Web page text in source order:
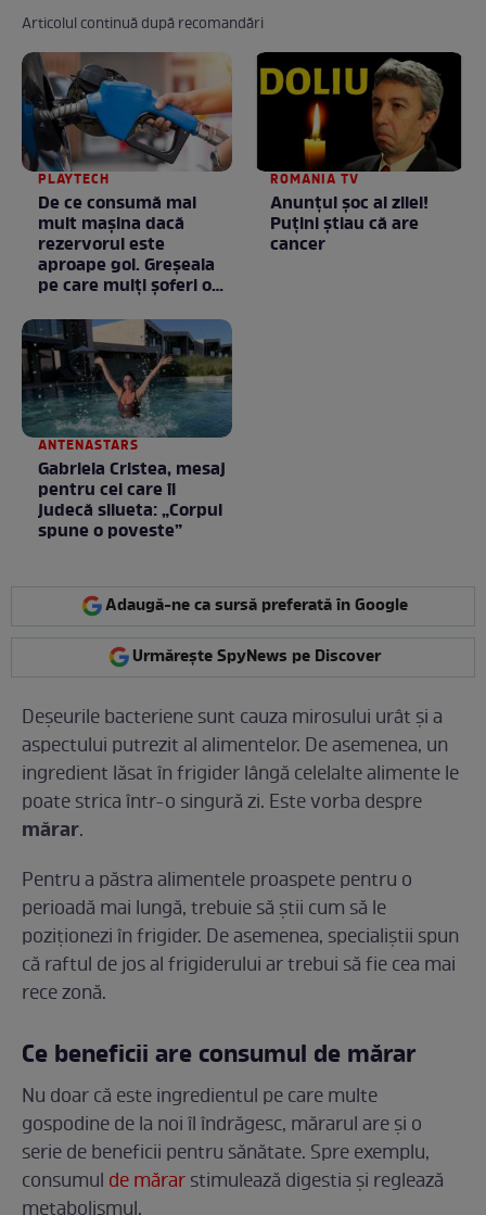
Articolul continuă după recomandări
PLAYTECH
De ce consumă mai
mult mașina dacă
rezervorul este
aproape gol. Greșeala
pe care mulți șoferi o
ROMANIA TV
Anunţul şoc al zilei!
Puţini ştiau că are
cancer
ANTENASTARS
Gabriela Cristea, mesaj
pentru cei care îi
judecă silueta: „Corpul
spune o poveste”
Adaugă-ne ca sursă preferată în Google
Urmărește SpyNews pe Discover
Deșeurile bacteriene sunt cauza mirosului urât și a
aspectului putrezit al alimentelor. De asemenea, un
ingredient lăsat în frigider lângă celelalte alimente le
poate strica într-o singură zi. Este vorba despre
mărar.
Pentru a păstra alimentele proaspete pentru o
perioadă mai lungă, trebuie să știi cum să le
poziționezi în frigider. De asemenea, specialiștii spun
că raftul de jos al frigiderului ar trebui să fie cea mai
rece zonă.
Ce beneficii are consumul de mărar
Nu doar că este ingredientul pe care multe
gospodine de la noi îl îndrăgesc, mărarul are și o
serie de beneficii pentru sănătate. Spre exemplu,
consumul de mărarstimulează digestia și reglează